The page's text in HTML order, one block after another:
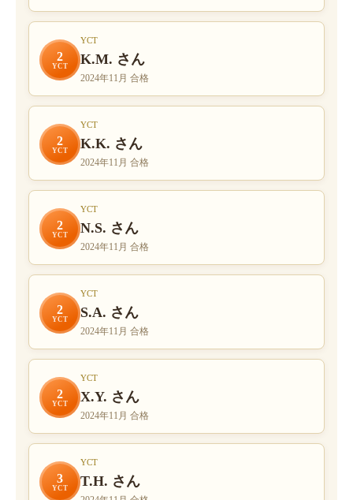
2
YCT
YCT
K.M. さん
2024年11月 合格
2
YCT
YCT
K.K. さん
2024年11月 合格
2
YCT
YCT
N.S. さん
2024年11月 合格
2
YCT
YCT
S.A. さん
2024年11月 合格
2
YCT
YCT
X.Y. さん
2024年11月 合格
3
YCT
YCT
T.H. さん